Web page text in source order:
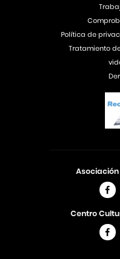
Centro
Política de
Tratamiento